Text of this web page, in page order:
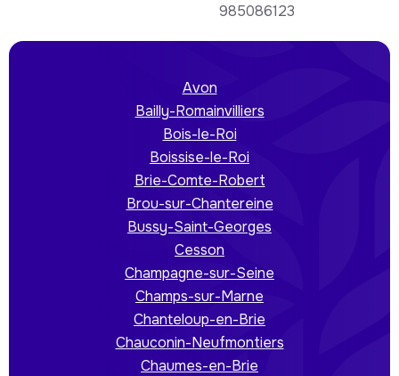
985086123
Avon
Bailly-Romainvilliers
Bois-le-Roi
Boissise-le-Roi
Brie-Comte-Robert
Brou-sur-Chantereine
Bussy-Saint-Georges
Cesson
Champagne-sur-Seine
Champs-sur-Marne
Chanteloup-en-Brie
Chauconin-Neufmontiers
Chaumes-en-Brie